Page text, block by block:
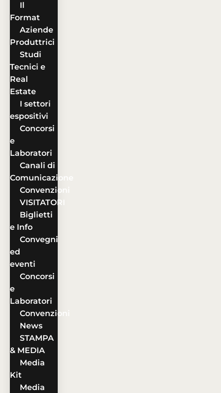
Il
Format
Aziende
Produttrici
Studi
Tecnici e
Real
Estate
I settori
espositivi
Concorsi
e
Laboratori
Canali di
Comunicazione
Convenzioni
VISITATORI
Biglietti
e Info
Convegni
ed
eventi
Concorsi
e
Laboratori
Convenzioni
News
STAMPA
& MEDIA
Media
Kit
Media